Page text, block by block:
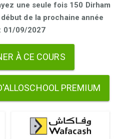
une seule fois 150 Dirham
de la prochaine année
01/09/2027
À CE COURS
PREMIUM